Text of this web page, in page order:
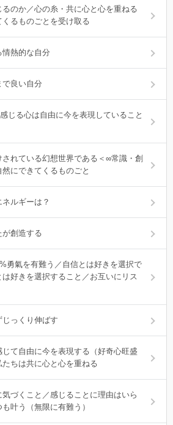
のか／心の糸・共に心と心を重ねる
るものごとを受け取る
熱的な自分
良い自分
じる心は自由に今を表現していること
れている幻想世界である＜∞常識・創
にできてくるものごと
ルギーは？
が創造する
勇氣を有難う／自信とは好きを選択で
好きを選択すること／お互いにリス
っくり伸ばす
て自由に今を表現する（好奇心旺盛
ちは共に心と心を重ねる
づくこと／感じることに理由はいら
叶う（無限に有難う）